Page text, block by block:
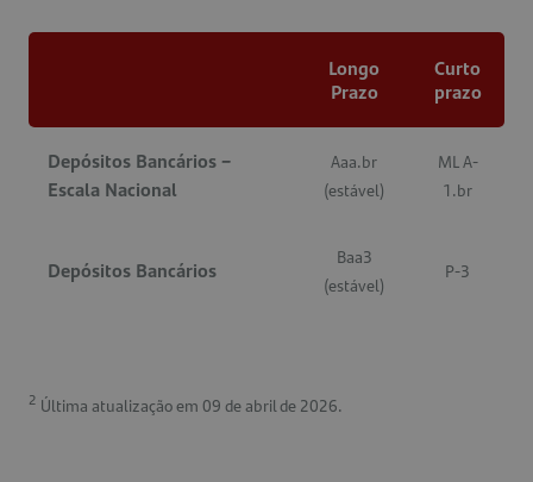
Longo
Prazo
Curto
prazo
Depósitos Bancários –
Escala Nacional
Aaa.br
(estável)
ML A-
1.br
Depósitos Bancários
Baa3
(estável)
P-3
2 Última atualização em 09 de abril de 2026.